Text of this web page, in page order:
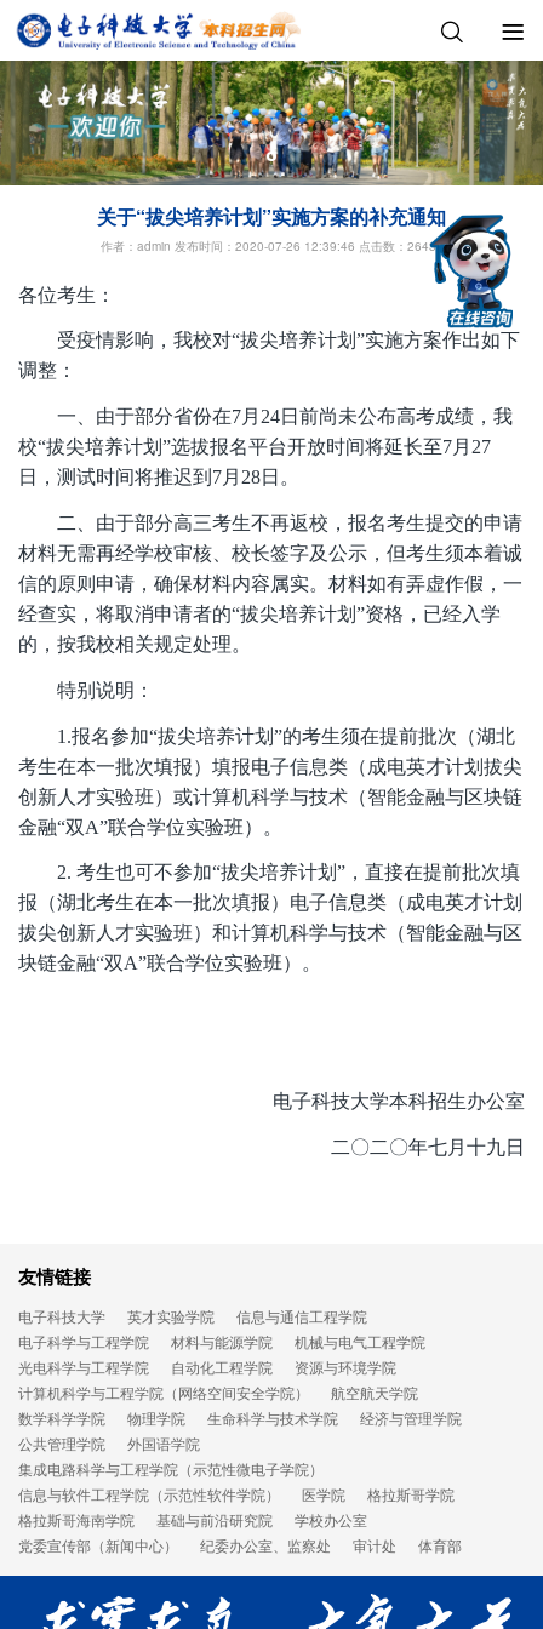
关于“拔尖培养计划”实施方案的补充通知
作者：admin 发布时间：2020-07-26 12:39:46 点击数：26438
各位考生 ：
受疫情影响，我校对“拔尖培养计划”实施方案作出如下
调整：
一、由于部分省份在7月24日前尚未公布高考成绩，我
校“拔尖培养计划”选拔报名平台开放时间将延长至7月27
日，测试时间将推迟到7月28日。
二、由于部分高三考生不再返校，报名考生提交的申请
材料无需再经学校审核、校长签字及公示，但考生须本着诚
信的原则申请，确保材料内容属实。材料如有弄虚作假，一
经查实，将取消申请者的“拔尖培养计划”资格，已经入学
的，按我校相关规定处理。
特别说明：
1.报名参加“拔尖培养计划”的考生须在提前批次（湖北
考生在本一批次填报）填报电子信息类（成电英才计划拔尖
创新人才实验班）或计算机科学与技术（智能金融与区块链
金融“双A”联合学位实验班）。
2. 考生也可不参加“拔尖培养计划”，直接在提前批次填
报（湖北考生在本一批次填报）电子信息类（成电英才计划
拔尖创新人才实验班）和计算机科学与技术（智能金融与区
块链金融“双A”联合学位实验班）。
电子科技大学本科招生办公室
二〇二〇年七月十九日
友情链接
电子科技大学 英才实验学院
信息与通信工程学院
电子科学与工程学院
材料与能源学院
机械与电气工程学院
光电科学与工程学院
自动化工程学院
资源与环境学院
计算机科学与工程学院（网络空间安全学院）
航空航天学院
数学科学学院
物理学院 生命科学与技术学院
经济与管理学院
公共管理学院
外国语学院
集成电路科学与工程学院（示范性微电子学院）
信息与软件工程学院（示范性软件学院）
医学院
格拉斯哥学院
格拉斯哥海南学院
基础与前沿研究院
学校办公室
党委宣传部（新闻中心）
纪委办公室、监察处 审计处 体育部